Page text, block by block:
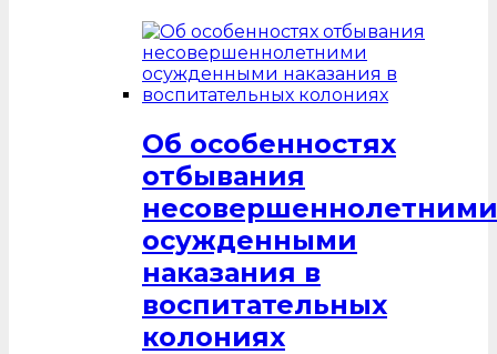
Об особенностях
отбывания
несовершеннолетними
осужденными
наказания в
воспитательных
колониях